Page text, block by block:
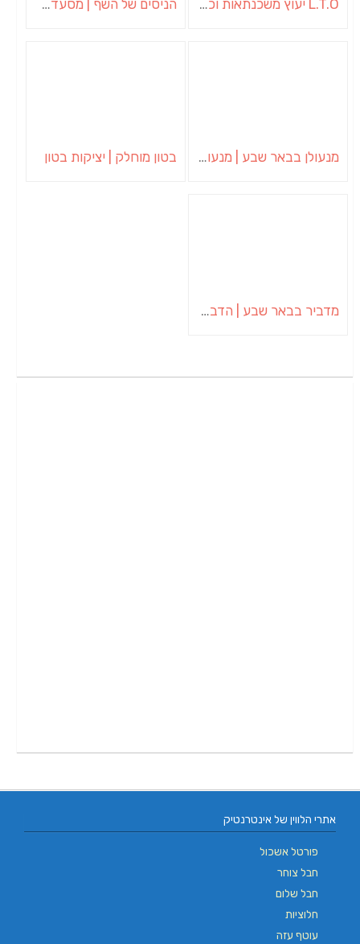
L.T.O יעוץ משכנתאות וכלכלת משפחה | יועץ משכנתאות באשכול הניסים של השף | מסעדת שף בבית | ארוחות גורמה
מנעולן בבאר שבע | מנעולן באופקים | ויטלי המנעולן בטון מוחלק | יציקות בטון
מדביר בבאר שבע | הדברה בבאר שבע | יוגב הדברות
אתרי הלווין של אינטרנטיק
פורטל אשכול
חבל צוחר
חבל שלום
חלוציות
עוטף עזה